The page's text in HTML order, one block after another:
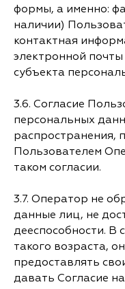
формы, а именно:
наличии)
контактная
электронной
субъекта
3.6. Согласие
персональных
распространения,
Пользователем
таком согласии.
3.7. Оператор не
данные лиц, не
дееспособности. В
такого возраста,
предоставлять
давать Согласие